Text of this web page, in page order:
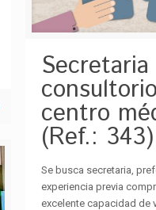
Secretaria
centro
(Ref.: 343)
Se busca secretaria,
experiencia previa
excelente capacidad de